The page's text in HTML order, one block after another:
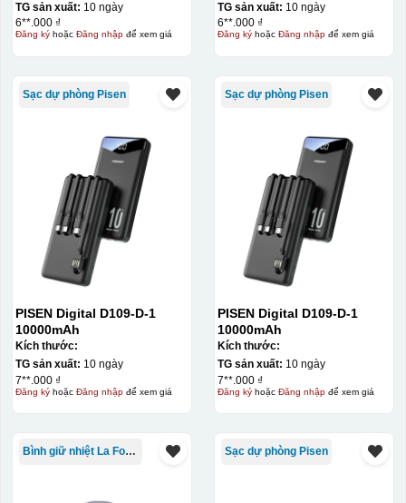
TG sản xuất: 10 ngày
6**.000 ₫
Đăng kýhoặc Đăng nhậpđể xem giá
TG sản xuất: 10 ngày
6**.000 ₫
Đăng kýhoặc Đăng nhậpđể xem giá
Sạc dự phòng Pisen
PISEN Digital D109-D-1
10000mAh
Kích thước:
TG sản xuất: 10 ngày
7**.000 ₫
Đăng kýhoặc Đăng nhậpđể xem giá
Sạc dự phòng Pisen
PISEN Digital D109-D-1
10000mAh
Kích thước:
TG sản xuất: 10 ngày
7**.000 ₫
Đăng kýhoặc Đăng nhậpđể xem giá
Bình giữ nhiệt La Fonte Sạc dự phòng Pisen